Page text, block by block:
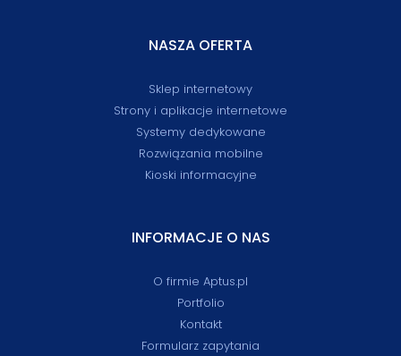
NASZA OFERTA
Sklep internetowy
Strony i aplikacje internetowe
Systemy dedykowane
Rozwiązania mobilne
Kioski informacyjne
INFORMACJE O NAS
O firmie Aptus.pl
Portfolio
Kontakt
Formularz zapytania